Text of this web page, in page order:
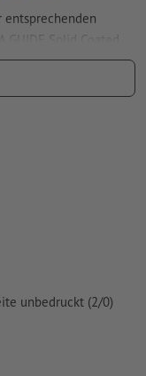
Solid Coated
möglich.
unbedruckt (2/0)